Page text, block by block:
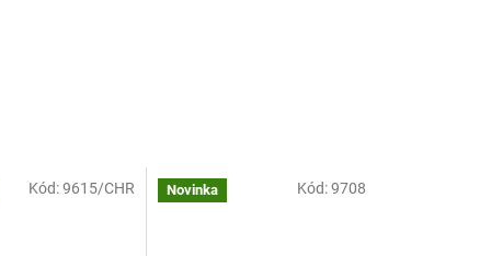
Kód:9615/CHR Novinka Kód:9708